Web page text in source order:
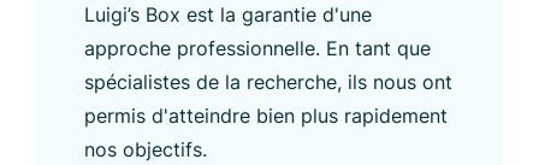
Luigi’s Box est la garantie d'une
approche professionnelle. En tant que
spécialistes de la recherche, ils nous ont
permis d'atteindre bien plus rapidement
nos objectifs.